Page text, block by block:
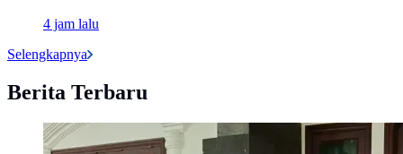
4 jam lalu
Selengkapnya
Berita Terbaru